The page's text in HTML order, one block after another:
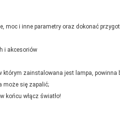
moc i inne parametry oraz dokonać
i akcesoriów
którym zainstalowana jest lampa, powinna
może się zapalić;
końcu włącz światło!